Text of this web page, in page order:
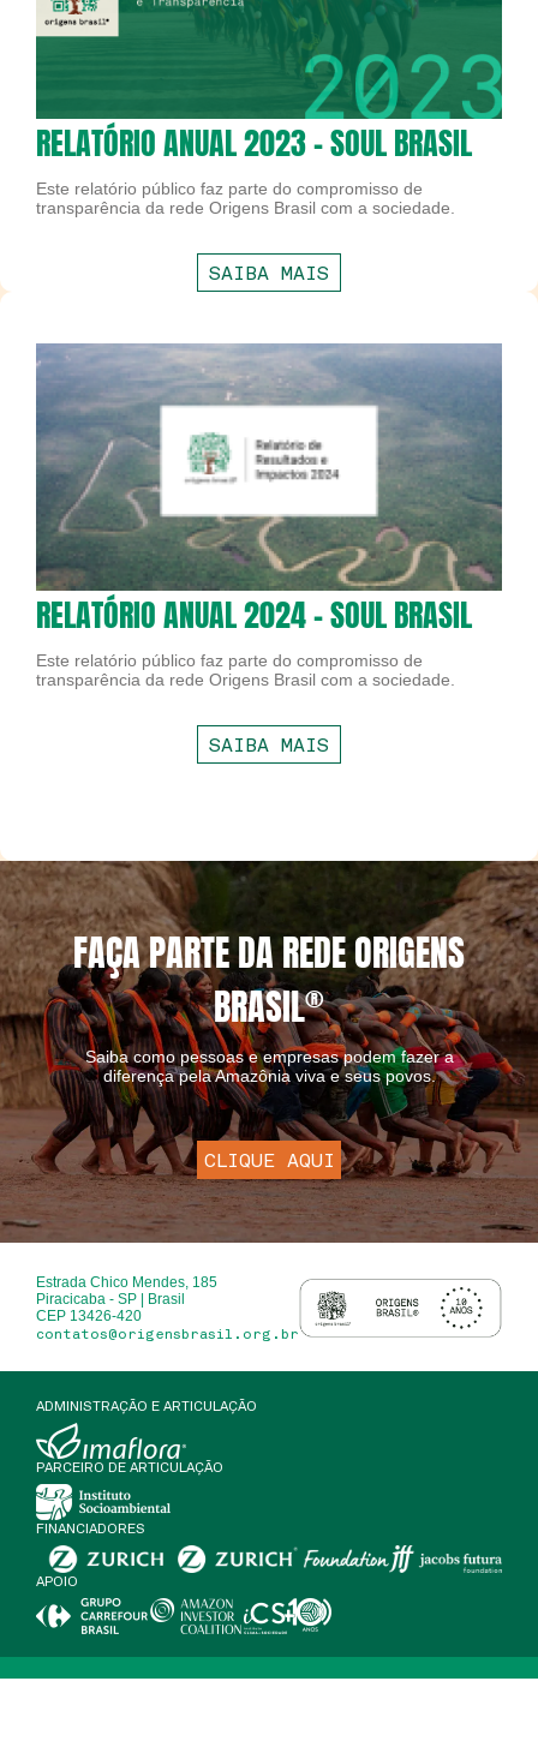
RELATÓRIO ANUAL 2023 - SOUL BRASIL
Este relatório público faz parte do compromisso de
transparência da rede Origens Brasil com a sociedade.
SAIBA MAIS
RELATÓRIO ANUAL 2024 - SOUL BRASIL
Este relatório público faz parte do compromisso de
transparência da rede Origens Brasil com a sociedade.
SAIBA MAIS
FAÇA PARTE DA REDE ORIGENS
BRASIL®
Saiba como pessoas e empresas podem fazer a
diferença pela Amazônia viva e seus povos.
CLIQUE AQUI
Estrada Chico Mendes, 185
Piracicaba - SP | Brasil
CEP 13426-420
contatos@origensbrasil.org.br
ADMINISTRAÇÃO E ARTICULAÇÃO
PARCEIRO DE ARTICULAÇÃO
FINANCIADORES
APOIO